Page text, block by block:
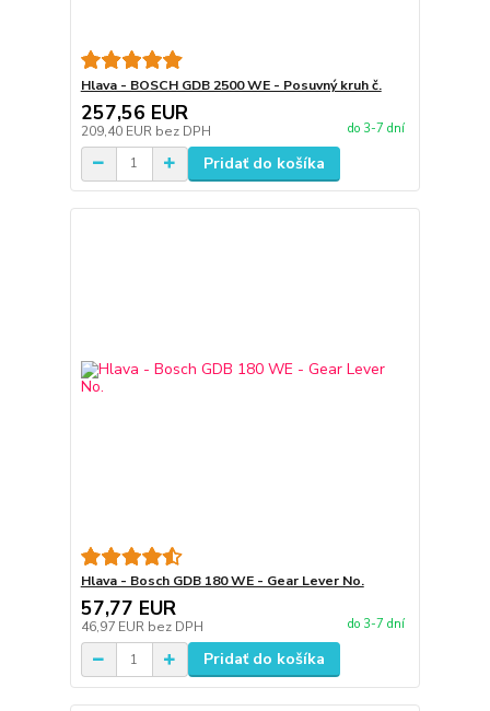
Hlava - BOSCH GDB 2500 WE - Posuvný kruh č.
257,56 EUR
209,40 EUR bez DPH do 3-7 dní
Pridať do košíka
Hlava - Bosch GDB 180 WE - Gear Lever No.
57,77 EUR
46,97 EUR bez DPH do 3-7 dní
Pridať do košíka